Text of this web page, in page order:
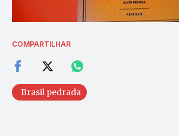
COMPARTILHAR
Brasil pedrada